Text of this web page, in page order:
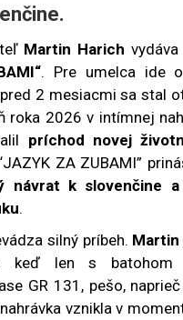
Martin Harich
. Pre umelca ide
2 mesiacmi sa stal
roka 2026 v intímnej
príchod novej
ZA ZUBAMI”
návrat k slovenčine
.
silný príbeh. Martin
keď len s batohom
GR 131, pešo,
vznikla v